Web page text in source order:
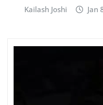
Kailash Joshi Jan